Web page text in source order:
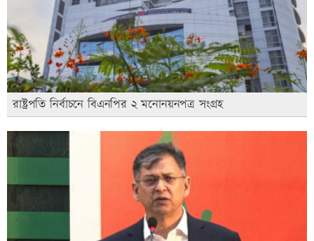
রাষ্ট্রপতি নির্বাচনে বিএনপির ২ মনোনয়নপত্র সংগ্রহ